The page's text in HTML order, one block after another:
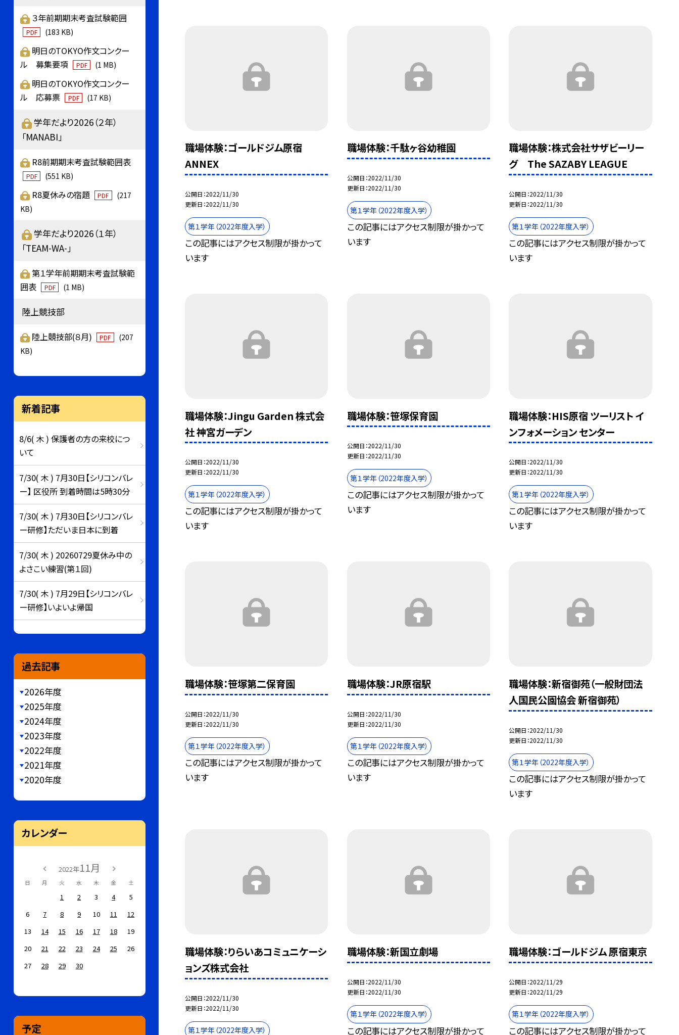
職場体験：ゴールドジム原宿
ANNEX
公開日 2022/11/30
更新日 2022/11/30
第１学年（2022年度入学）
この記事にはアクセス制限が掛かって
います
職場体験：千駄ヶ谷幼稚園
公開日 2022/11/30
更新日 2022/11/30
第１学年（2022年度入学）
この記事にはアクセス制限が掛かって
います
職場体験：株式会社サザビーリー
グ The SAZABY LEAGUE
公開日 2022/11/30
更新日 2022/11/30
第１学年（2022年度入学）
この記事にはアクセス制限が掛かって
います
職場体験：Jingu Garden 株式会
社 神宮ガーデン
公開日 2022/11/30
更新日 2022/11/30
第１学年（2022年度入学）
この記事にはアクセス制限が掛かって
います
職場体験：笹塚保育園
公開日 2022/11/30
更新日 2022/11/30
第１学年（2022年度入学）
この記事にはアクセス制限が掛かって
います
職場体験：HIS原宿 ツーリスト イ
ンフォメーション センター
公開日 2022/11/30
更新日 2022/11/30
第１学年（2022年度入学）
この記事にはアクセス制限が掛かって
います
職場体験：笹塚第二保育園
公開日 2022/11/30
更新日 2022/11/30
第１学年（2022年度入学）
この記事にはアクセス制限が掛かって
います
職場体験：JR原宿駅
公開日 2022/11/30
更新日 2022/11/30
第１学年（2022年度入学）
この記事にはアクセス制限が掛かって
います
職場体験：新宿御苑（一般財団法
人国民公園協会 新宿御苑）
公開日 2022/11/30
更新日 2022/11/30
第１学年（2022年度入学）
この記事にはアクセス制限が掛かって
います
職場体験：りらいあコミュニケーシ
ョンズ株式会社
公開日 2022/11/30
更新日 2022/11/30
第１学年（2022年度入学）
職場体験：新国立劇場
公開日 2022/11/30
更新日 2022/11/30
第１学年（2022年度入学）
この記事にはアクセス制限が掛かって
職場体験：ゴールドジム 原宿東京
公開日 2022/11/29
更新日 2022/11/29
第１学年（2022年度入学）
この記事にはアクセス制限が掛かって
３年前期期末考査試験範囲
PDF (183 KB)
明日のTOKYO作文コンクー
ル 募集要項
PDF (1 MB)
明日のTOKYO作文コンクー
ル 応募票
PDF (17 KB)
学年だより2026（２年）
「MANABI」
R8前期期末考査試験範囲表
PDF (551 KB)
R8夏休みの宿題 PDF
(217
KB)
学年だより2026（１年）
「TEAM-WA-」
第１学年前期期末考査試験範
囲表
PDF (1 MB)
陸上競技部
陸上競技部(８月) PDF
(207
KB)
新着記事
8/6( 木 ) 保護者の方の来校につ
いて
7/30( 木 ) 7月30日【シリコンバレ
ー】 区役所 到着時間は5時30分
7/30( 木 ) 7月30日【シリコンバレ
ー研修】ただいま日本に到着
7/30( 木 ) 20260729夏休み中の
よさこい練習(第１回)
7/30( 木 ) 7月29日【シリコンバレ
ー研修】いよいよ帰国
過去記事
2026年度
2025年度
2024年度
2023年度
2022年度
2021年度
2020年度
カレンダー
2022年11月
日 月 火 水 木 金 土
1 2 3 4
5
6
7 8 9 10 11
12
13
14 15 16 17 18
19
20
21 22 23 24 25
26
27
28 29 30
予定